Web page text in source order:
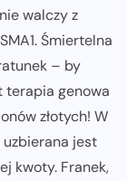
walczy z
Śmiertelna
– by
terapia genowa
złotych! W
jest
kwoty. Franek,